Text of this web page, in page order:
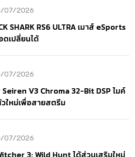
07/2026
SHARK RS6 ULTRA เมาส์ eSports
เปลี่ยนได้
07/2026
Seiren V3 Chroma 32-Bit DSP ไมค์
วใหม่เพื่อสายสตรีม
07/2026